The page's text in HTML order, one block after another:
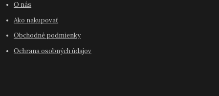
O nás
Ako nakupovať
Obchodné podmienky
Ochrana osobných údajov